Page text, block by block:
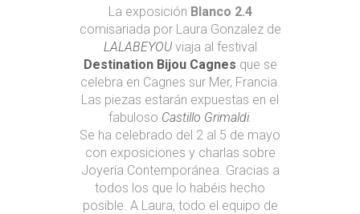
La exposición Blanco 2.4
comisariada por Laura Gonzalez de
LALABEYOU viaja al festival
Destination Bijou Cagnes que se
celebra en Cagnes sur Mer, Francia.
Las piezas estarán expuestas en el
fabuloso Castillo Grimaldi.
Se ha celebrado del 2 al 5 de mayo
con exposiciones y charlas sobre
Joyería Contemporánea. Gracias a
todos los que lo habéis hecho
posible. A Laura, todo el equipo de